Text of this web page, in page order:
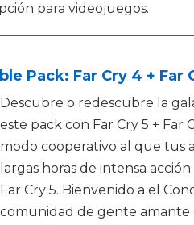
para videojuegos.
Pack: Far Cry 4 + Far
Descubre o redescubre la
este pack con Far Cry 5 +
modo cooperativo al que tus
largas horas de intensa acción
Far Cry 5. Bienvenido a el
comunidad de gente amante